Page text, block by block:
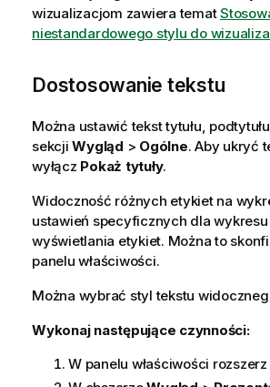
wizualizacjom zawiera temat
niestandardowego stylu do
Dostosowanie tekstu
Można ustawić tekst tytułu,
sekcjiWygląd > Ogólne. Aby ukryć
wyłącz Pokaż tytuły.
Widoczność różnych etykiet na
ustawień specyficznych dla
wyświetlania etykiet. Można to
panelu właściwości.
Można wybrać styl tekstu
Wykonaj następujące czynności:
W panelu właściwości